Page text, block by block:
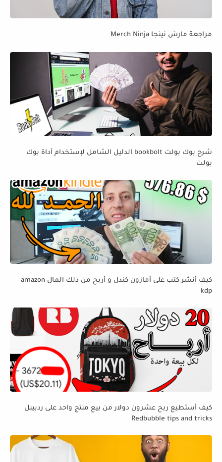
مراجعة مارش نينجا Merch Ninja
شرح بوك بولت bookbolt الدليل الشامل لإستخدام آداة بوك
بولت
كيف أنشر كتب على أمازون كندل و أربح من ذلك المال amazon
kdp
كيف أستطيع ربح عشرون دولار من بيع منتج واحد على ردبيبل
Redbubble tips and tricks